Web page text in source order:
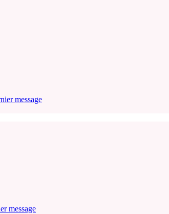
message
message